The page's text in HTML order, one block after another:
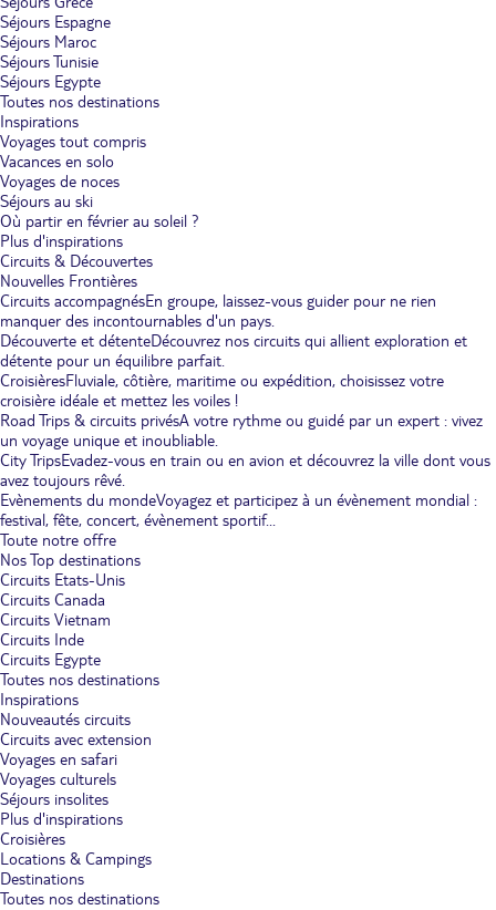
Séjours Espagne
Séjours Maroc
Séjours Tunisie
Séjours Egypte
Toutes nos destinations
Inspirations
Voyages tout compris
Vacances en solo
Voyages de noces
Séjours au ski
Où partir en février au soleil ?
Plus d'inspirations
Circuits & Découvertes
Nouvelles Frontières
Circuits accompagnésEn groupe, laissez-vous guider pour ne rien
manquer des incontournables d'un pays.
Découverte et détenteDécouvrez nos circuits qui allient exploration et
détente pour un équilibre parfait.
CroisièresFluviale, côtière, maritime ou expédition, choisissez votre
croisière idéale et mettez les voiles !
Road Trips & circuits privésA votre rythme ou guidé par un expert : vivez
un voyage unique et inoubliable.
City TripsEvadez-vous en train ou en avion et découvrez la ville dont vous
avez toujours rêvé.
Evènements du mondeVoyagez et participez à un évènement mondial :
festival, fête, concert, évènement sportif...
Toute notre offre
Nos Top destinations
Circuits Etats-Unis
Circuits Canada
Circuits Vietnam
Circuits Inde
Circuits Egypte
Toutes nos destinations
Inspirations
Nouveautés circuits
Circuits avec extension
Voyages en safari
Voyages culturels
Séjours insolites
Plus d'inspirations
Croisières
Locations & Campings
Destinations
Toutes nos destinations